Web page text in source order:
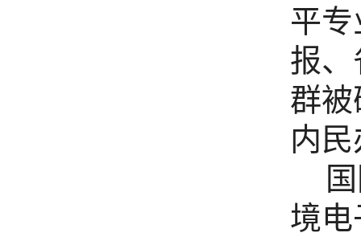
平
报
群
内
国
境